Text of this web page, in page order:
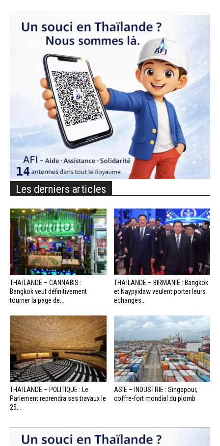
Les derniers articles
THAÏLANDE – CANNABIS :
Bangkok veut définitivement
tourner la page de...
THAÏLANDE – BIRMANIE : Bangkok
et Naypyidaw veulent porter leurs
échanges...
THAÏLANDE – POLITIQUE : Le
Parlement reprendra ses travaux le
25...
ASIE – INDUSTRIE : Singapour,
coffre-fort mondial du plomb